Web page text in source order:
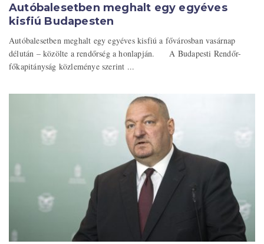
Autóbalesetben meghalt egy egyéves
kisfiú Budapesten
Autóbalesetben meghalt egy egyéves kisfiú a fővárosban vasárnap
délután – közölte a rendőrség a honlapján. A Budapesti Rendőr-
főkapitányság közleménye szerint ...